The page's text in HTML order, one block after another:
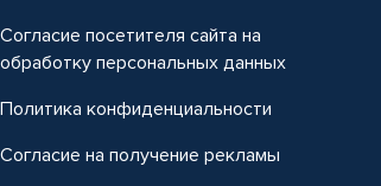
Согласие посетителя сайта на
обработку персональных данных
Политика конфиденциальности
Согласие на получение рекламы